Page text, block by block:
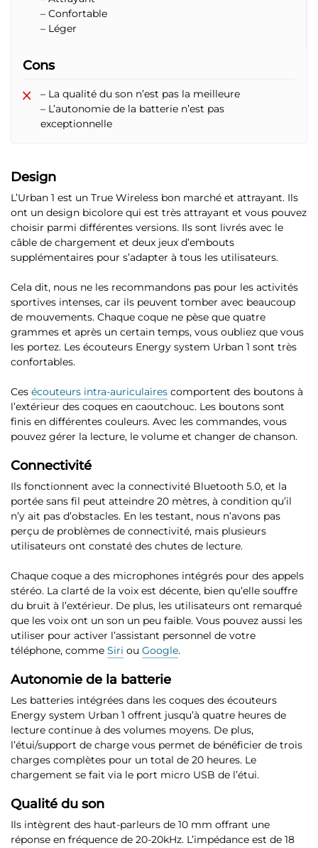
– Confortable
– Léger
Cons
– La qualité du son n’est pas la meilleure
– L’autonomie de la batterie n’est pas
exceptionnelle
Design
L’Urban 1 est un True Wireless bon marché et attrayant. Ils
ont un design bicolore qui est très attrayant et vous pouvez
choisir parmi différentes versions. Ils sont livrés avec le
câble de chargement et deux jeux d’embouts
supplémentaires pour s’adapter à tous les utilisateurs.
Cela dit, nous ne les recommandons pas pour les activités
sportives intenses, car ils peuvent tomber avec beaucoup
de mouvements. Chaque coque ne pèse que quatre
grammes et après un certain temps, vous oubliez que vous
les portez. Les écouteurs Energy system Urban 1 sont très
confortables.
Ces écouteurs intra-auriculaires comportent des boutons à
l’extérieur des coques en caoutchouc. Les boutons sont
finis en différentes couleurs. Avec les commandes, vous
pouvez gérer la lecture, le volume et changer de chanson.
Connectivité
Ils fonctionnent avec la connectivité Bluetooth 5.0, et la
portée sans fil peut atteindre 20 mètres, à condition qu’il
n’y ait pas d’obstacles. En les testant, nous n’avons pas
perçu de problèmes de connectivité, mais plusieurs
utilisateurs ont constaté des chutes de lecture.
Chaque coque a des microphones intégrés pour des appels
stéréo. La clarté de la voix est décente, bien qu’elle souffre
du bruit à l’extérieur. De plus, les utilisateurs ont remarqué
que les voix ont un son un peu faible. Vous pouvez aussi les
utiliser pour activer l’assistant personnel de votre
téléphone, comme Siri ou Google.
Autonomie de la batterie
Les batteries intégrées dans les coques des écouteurs
Energy system Urban 1 offrent jusqu’à quatre heures de
lecture continue à des volumes moyens. De plus,
l’étui/support de charge vous permet de bénéficier de trois
charges complètes pour un total de 20 heures. Le
chargement se fait via le port micro USB de l’étui.
Qualité du son
Ils intègrent des haut-parleurs de 10 mm offrant une
réponse en fréquence de 20-20kHz. L’impédance est de 18